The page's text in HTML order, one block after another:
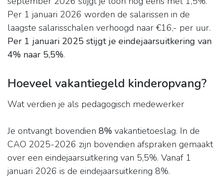
Per 1 januari 2026 worden de salarissen in de
laagste salarisschalen verhoogd naar €16,- per uur.
Per 1 januari 2025 stijgt je eindejaarsuitkering van
4% naar 5,5%.
Hoeveel vakantiegeld kinderopvang?
Wat verdien je als pedagogisch medewerker
Je ontvangt bovendien 8% vakantietoeslag. In de
CAO 2025-2026 zijn bovendien afspraken gemaakt
over een eindejaarsuitkering van 5,5%. Vanaf 1
januari 2026 is de eindejaarsuitkering 8%.